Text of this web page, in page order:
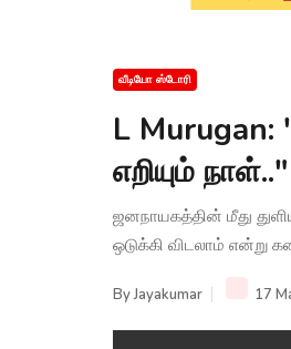
வீடியோ ஸ்டோரி
L
எறியும்
ஜனநாயகத்தின் மீது
ஒடுக்கி விடலாம் என்று
ByJayakumar 17